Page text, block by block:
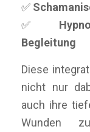
✅
✅
Begleitung
Diese
nicht nur
auch ihre
Wunden